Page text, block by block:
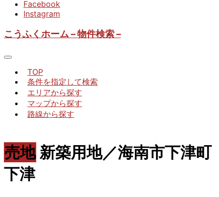
Facebook
Instagram
こうふくホーム – 物件検索 –
TOP
条件を指定して検索
エリアから探す
マップから探す
路線から探す
売地 新築用地／海南市下津町
下津